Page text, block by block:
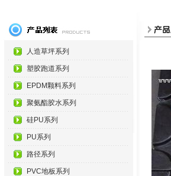
人造草坪系列
塑胶跑道系列
EPDM颗料系列
聚氨酯胶水系列
硅PU系列
PU系列
路径系列
PVC地板系列